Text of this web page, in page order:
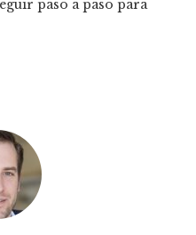
paso a paso para